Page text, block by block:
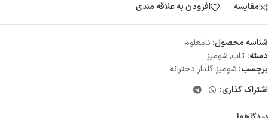
مقایسه افزودن به علاقه مندی
شناسه محصول: نامعلوم
دسته: تاپ,شومیز
برچسب: شومیز گلدار دخترانه
اشتراک گذاری: